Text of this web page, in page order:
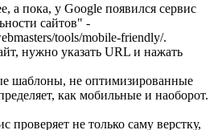
а пока, у Google появился сервис
сайтов" -
tools/mobile-friendly/.
нужно указать URL и нажать
шаблоны, не оптимизированные
как мобильные и наоборот.
проверяет не только саму верстку,